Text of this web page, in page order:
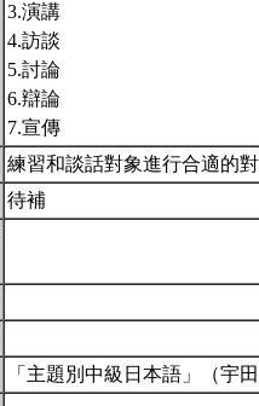
3.演講
4.訪談
5.討論
6.辯論
7.宣傳
練習和談話對象進行合適的
待補
「主題別中級日本語」（宇